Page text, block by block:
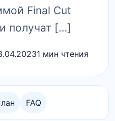
Final Cut
получат […]
1 мин чтения
FAQ